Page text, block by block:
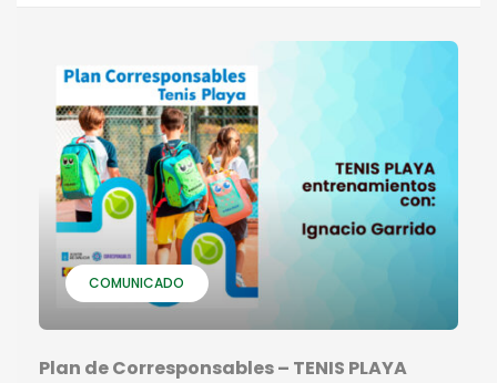
COMUNICADO
Plan de Corresponsables – TENIS PLAYA